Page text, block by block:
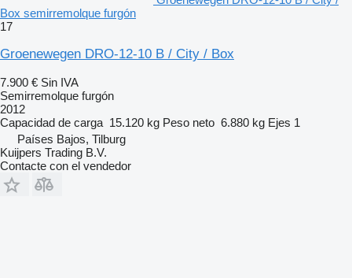
Box semirremolque furgón
17
Groenewegen DRO-12-10 B / City / Box
7.900 € Sin IVA
Semirremolque furgón
2012
Capacidad de carga 15.120 kg Peso neto 6.880 kg Ejes 1
Países Bajos, Tilburg
Kuijpers Trading B.V.
Contacte con el vendedor